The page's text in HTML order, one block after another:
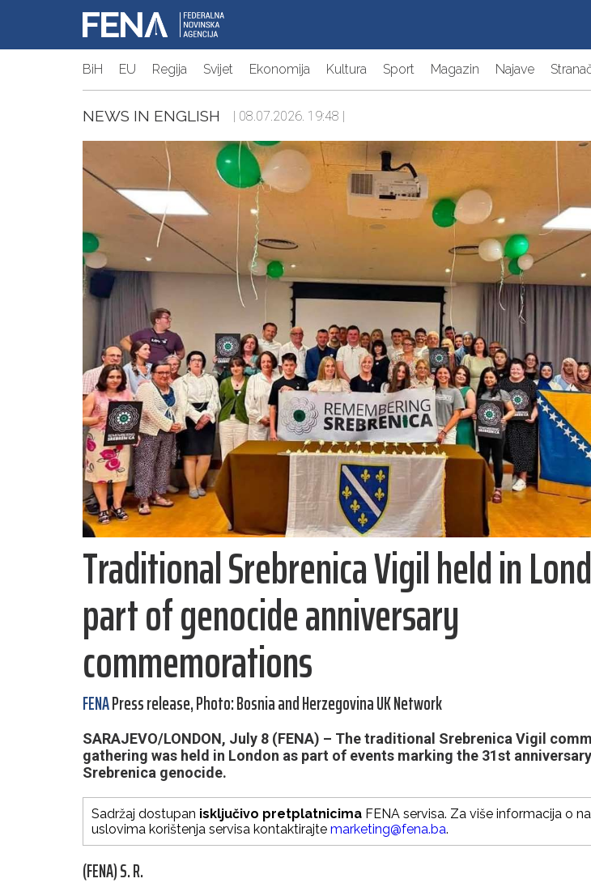
BiH EU Regija Svijet Ekonomija Kultura Sport Magazin Najave
NEWS IN ENGLISH | 08.07.2026. 19:48 |
Traditional Srebrenica Vigil held in
part of genocide anniversary
commemorations
FENAPress release, Photo: Bosnia and Herzegovina UK Network
SARAJEVO/LONDON, July 8 (FENA) – The traditional Srebrenica Vigil
gathering was held in London as part of events marking the 31st
Srebrenica genocide.
Sadržaj dostupan isključivo pretplatnicima FENA servisa. Za više informacija o
uslovima korištenja servisa kontaktirajte marketing@fena.ba.
(FENA) S. R.